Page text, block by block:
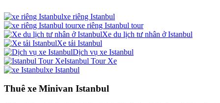
xe riêng Istanbul
xe riêng Istanbul tour
Xe du lịch tư nhân ở Istanbul
Xe tải Istanbul
Dịch vụ xe Istanbul
Istanbul Tour Xe
xe Istanbul
Thuê xe Minivan Istanbul